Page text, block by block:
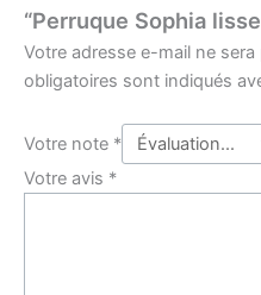
“Perruque Sophia
Votre adresse e-mail ne sera
obligatoires sont indiqués
Votre note *
Votre avis *